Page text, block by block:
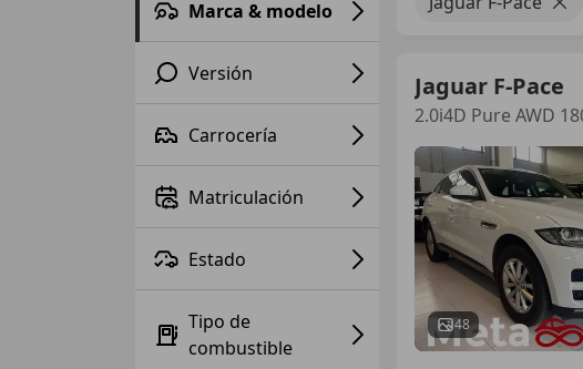
Marca & modelo
Versión
Carrocería
Matriculación
Estado
Tipo de
combustible
Jaguar F-Pace
2.0i4D Pure AWD
48